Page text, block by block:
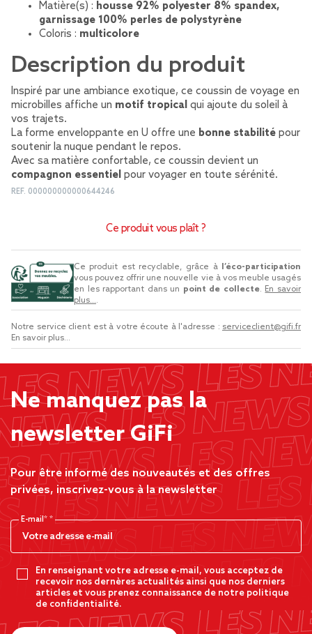
Matière(s) : housse 92% polyester 8% spandex,
garnissage 100% perles de polystyrène
Coloris : multicolore
Description du produit
Inspiré par une ambiance exotique, ce coussin de voyage en
microbilles affiche un motif tropical qui ajoute du soleil à
vos trajets.
La forme enveloppante en U offre une bonne stabilité pour
soutenir la nuque pendant le repos.
Avec sa matière confortable, ce coussin devient un
compagnon essentiel pour voyager en toute sérénité.
REF. 000000000000644246
Ce produit vous plaît ?
Ce produit est recyclable, grâce à
l’éco-participation
vous pouvez offrir une nouvelle vie à vos meuble usagés
en les rapportant dans un point de collecte. En savoir
plus....
Notre service client est à votre écoute à l'adresse : serviceclient@gifi.fr
En savoir plus...
Ne manquez pas la
newsletter GiFi
Pour être informé des nouveautés et des offres
privées, inscrivez-vous à la newsletter
E-mail*
En renseignant votre adresse e-mail, vous acceptez de
recevoir nos dernères actualités ainsi que nos derniers
articles et vous prenez connaissance de notre politique
de confidentialité.